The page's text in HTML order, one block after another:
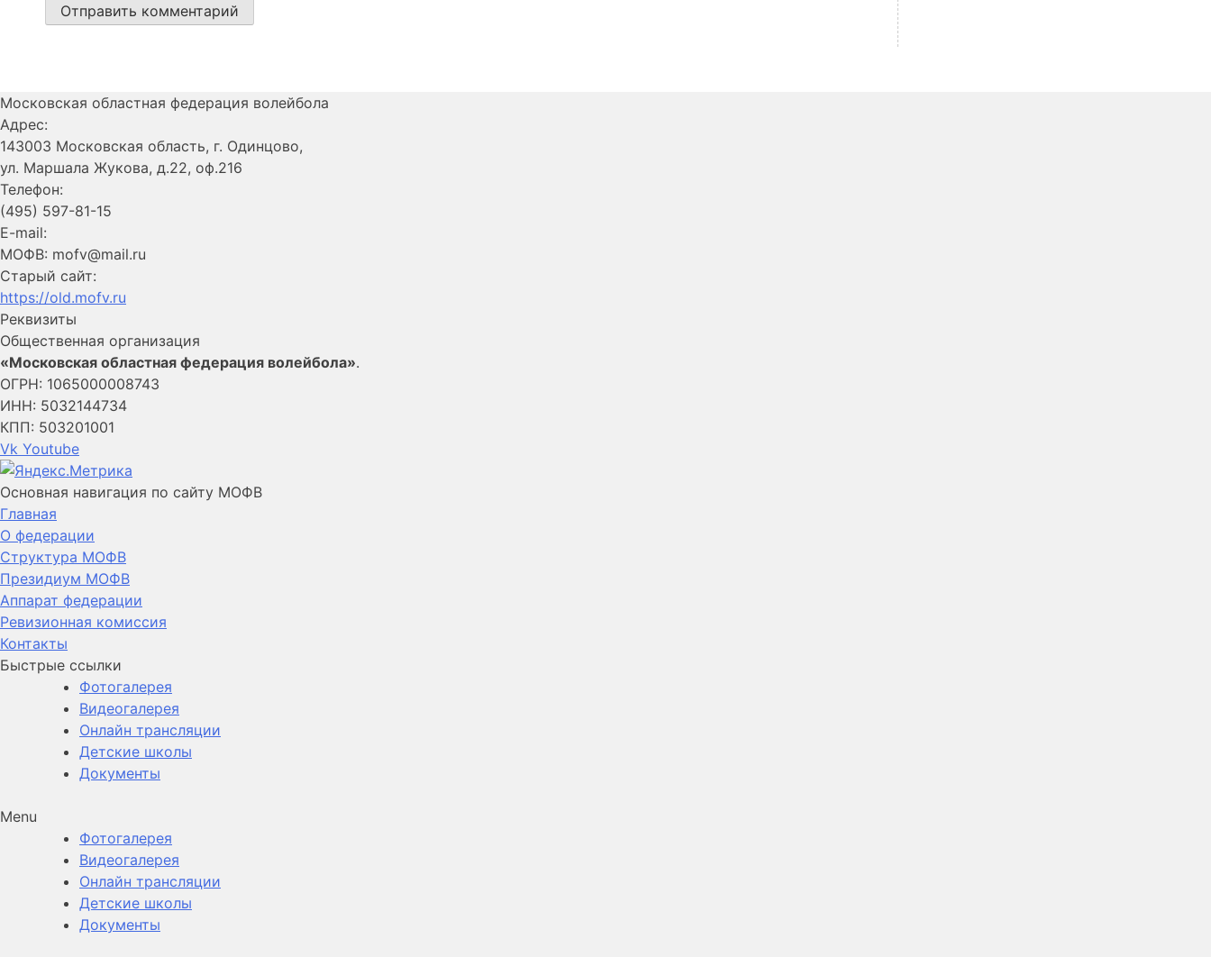
Московская областная федерация волейбола
Адрес:
143003 Московская область, г. Одинцово,
ул. Маршала Жукова, д.22, оф.216
Телефон:
(495) 597-81-15
E-mail:
МОФВ: mofv@mail.ru
Старый сайт:
https://old.mofv.ru
Реквизиты
Общественная организация
«Московская областная федерация волейбола».
ОГРН: 1065000008743
ИНН: 5032144734
КПП: 503201001
Vk Youtube
Основная навигация по сайту МОФВ
Главная
О федерации
Структура МОФВ
Президиум МОФВ
Аппарат федерации
Ревизионная комиссия
Контакты
Быстрые ссылки
Фотогалерея
Видеогалерея
Онлайн трансляции
Детские школы
Документы
Menu
Фотогалерея
Видеогалерея
Онлайн трансляции
Детские школы
Документы